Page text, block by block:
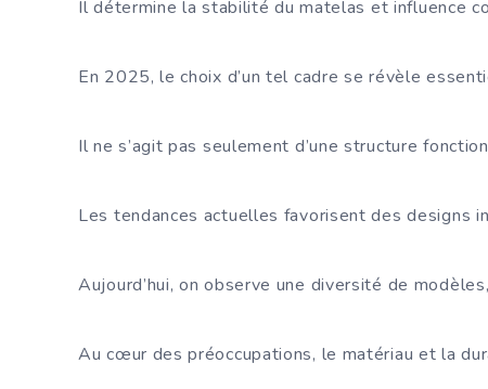
Il détermine la stabilité du matelas et influence
En 2025, le choix d’un tel cadre se révèle
Il ne s’agit pas seulement d’une structure
Les tendances actuelles favorisent des designs
Aujourd’hui, on observe une diversité de
Au cœur des préoccupations, le matériau et la